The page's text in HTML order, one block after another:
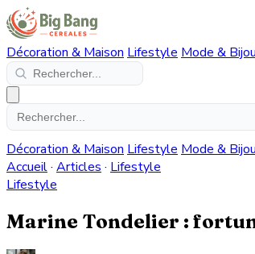
Décoration & Maison Lifestyle Mode &
Décoration & Maison Lifestyle Mode &
Accueil· Articles · Lifestyle
Lifestyle
Marine Tondelier :